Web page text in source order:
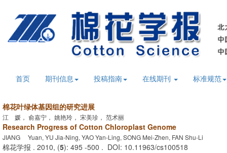
首页 期刊信息 投稿指南 在线期刊 标准规范
棉花叶绿体基因组的研究进展
江 媛， 俞嘉宁， 姚艳玲， 宋美珍， 范术丽
Research Progress of Cotton Chloroplast Genome
JIANG Yuan, YU Jia-Ning, YAO Yan-Ling, SONG Mei-Zhen, FAN Shu-Li
棉花学报 . 2010, (5): 495 -500 . DOI: 10.11963/cs100518